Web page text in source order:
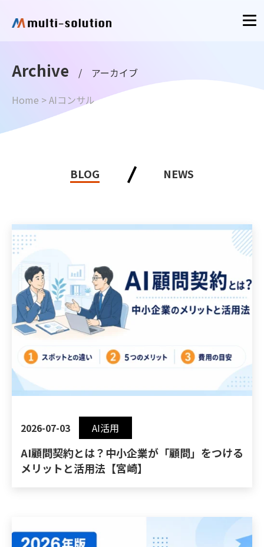
Archive / アーカイブ
Home >AIコンサル
BLOG NEWS
2026-07-03 AI活用
AI顧問契約とは？中小企業が「顧問」をつける
メリットと活用法【宮崎】